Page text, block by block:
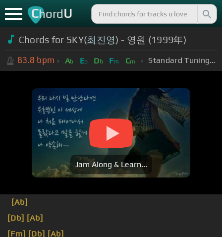
ChordU
Chords for SKY(최진영) - 영원 (1999年)
83.8 bpm Ab Eb Db Fm Cm Standard Tuning (EADGBE)
Jam Along & Learn...
[Ab]
[Db] [Ab]
[Fm] [Db] [Ab]